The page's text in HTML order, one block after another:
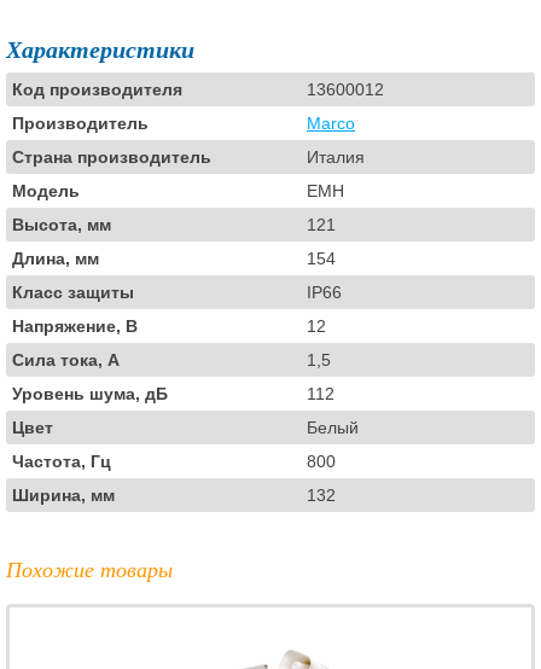
Характеристики
Код производителя
13600012
Производитель
Marco
Страна производитель
Италия
Модель
EMH
Высота, мм
121
Длина, мм
154
Класс защиты
IP66
Напряжение, В
12
Сила тока, А
1,5
Уровень шума, дБ
112
Цвет
Белый
Частота, Гц
800
Ширина, мм
132
Похожие товары